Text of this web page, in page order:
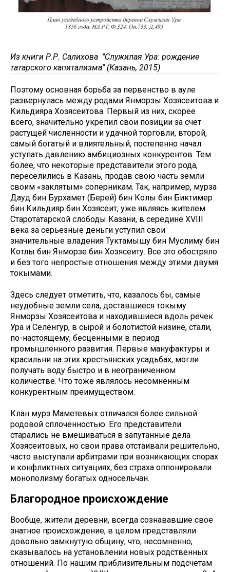
Из книги Р.Р. Салихова "Служилая Ура: рождение
татарского капитализма" (Казань, 2015)
Поэтому основная борьба за первенство в ауле
развернулась между родами Янморзы Хозясеитова и
Кильдияра Хозясеитова. Первый из них, скорее
всего, значительно укрепил свои позиции за счет
растущей численности и удачной торговли, второй,
самый богатый и влиятельный, постепенно начал
уступать давлению амбициозных конкурентов. Тем
более, что некоторые представители этого рода,
переселились в Казань, продав свою часть земли
своим «заклятым» соперникам. Так, например, мурза
Дауд бин Бурхамет (Берей) бин Колы бин Биктимер
бин Кильдияр бин Хозясеит, уже являясь жителем
Старотатарской слободы Казани, в середине XVIII
века за серьезные деньги уступил свои
значительные владения Туктамышу бин Муслиму бин
Котлы бин Янморзе бин Хозясеиту. Все это обостряло
и без того непростые отношения между этими двумя
токымами.
Здесь следует отметить, что, казалось бы, самые
неудобные земли села, доставшиеся токыму
Янморзы Хозясеитова и находившиеся вдоль речек
Ура и Селенгур, в сырой и болотистой низине, стали,
по-настоящему, бесценными в период
промышленного развития. Первые мануфактуры и
красильни на этих крестьянских усадьбах, могли
получать воду быстро и в неограниченном
количестве. Что тоже являлось несомненным
конкурентным преимуществом.
Клан мурз Маметевых отличался более сильной
родовой сплоченностью. Его представители
старались не вмешиваться в запутанные дела
Хозясеитовых, но свои права отстаивали решительно,
часто выступали арбитрами при возникающих спорах
и конфликтных ситуациях, без страха оппонировали
монополизму богатых односельчан.
Благородное происхождение
Вообще, жители деревни, всегда сознававшие свое
знатное происхождение, в целом представляли
довольно замкнутую общину, что, несомненно,
сказывалось на установлении новых родственных
отношений. По нашим приблизительным подсчетам